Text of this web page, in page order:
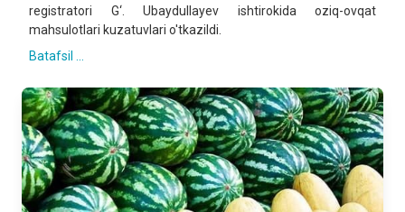
registratori G‘. Ubaydullayev ishtirokida oziq-ovqat
mahsulotlari kuzatuvlari o'tkazildi.
Batafsil ...